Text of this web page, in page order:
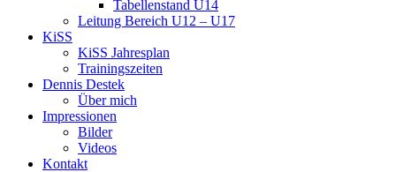
Tabellenstand U14
Leitung Bereich U12 – U17
KiSS
KiSS Jahresplan
Trainingszeiten
Dennis Destek
Über mich
Impressionen
Bilder
Videos
Kontakt